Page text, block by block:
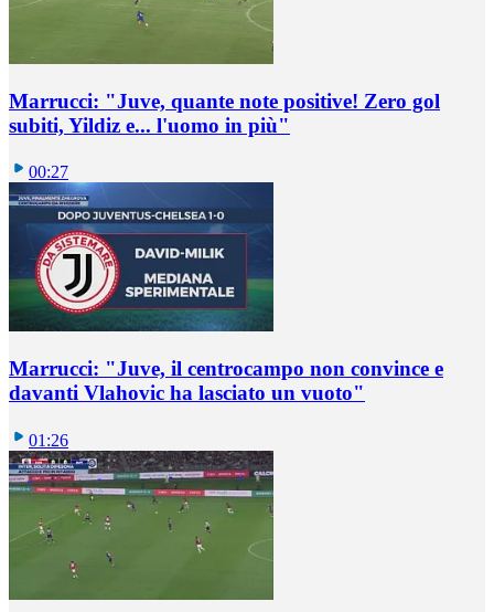
Marrucci: "Juve, quante note positive! Zero gol
subiti, Yildiz e... l'uomo in più"
00:27
Marrucci: "Juve, il centrocampo non convince e
davanti Vlahovic ha lasciato un vuoto"
01:26